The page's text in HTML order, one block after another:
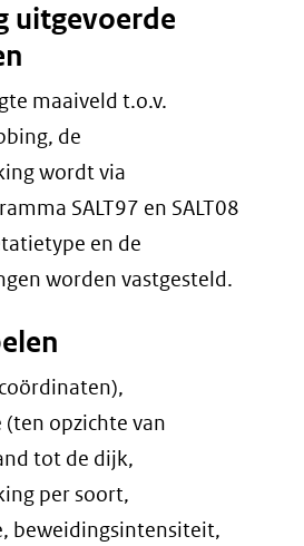
uitgevoerde
maaiveld t.o.v.
de
wordt via
SALT97 en SALT08
en de
worden vastgesteld.
opzichte van
tot de dijk,
per soort,
beweidingsintensiteit,